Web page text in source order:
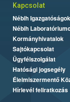
Kapcsolat
Nébih Igazgatóságok
Nébih
Kormányhivatalok
Sajtókapcsolat
Ügyfélszolgálat
Hatósági jogsegély
Élelmiszermentő
Hírlevél feliratkozás